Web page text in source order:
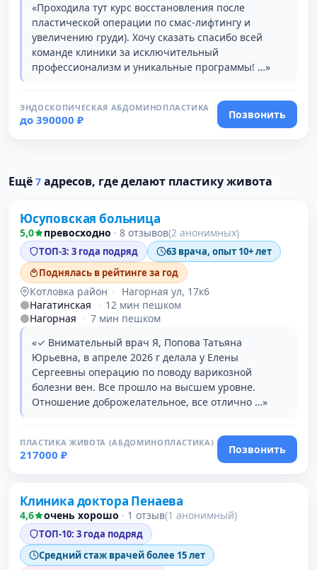
«Проходила тут курс восстановления после
пластической операции по смас-лифтингу и
увеличению груди). Хочу сказать спасибо всей
команде клиники за исключительный
профессионализм и уникальные программы! …»
ЭНДОСКОПИЧЕСКАЯ АБДОМИНОПЛАСТИКА
до 390000 ₽ Позвонить
Ещё 7 адресов, где делают пластику живота
Проверено
Юсуповская больница
5,0 превосходно · 8 отзывов(2 анонимных)
ТОП-3: 3 года подряд
63 врача, опыт 10+ лет
Поднялась в рейтинге за год
Котловка район ·
Нагорная ул, 17к6
Нагатинская
· 12 мин пешком
Нагорная
· 7 мин пешком
«✓ Внимательный врач Я, Попова Татьяна
Юрьевна, в апреле 2026 г делала у Елены
Сергеевны операцию по поводу варикозной
болезни вен. Все прошло на высшем уровне.
Отношение доброжелательное, все отлично …»
ПЛАСТИКА ЖИВОТА (АБДОМИНОПЛАСТИКА)
217000 ₽
Позвонить
Проверено давно
Клиника доктора Пенаева
4,6 очень хорошо · 1 отзыв(1 анонимный)
ТОП-10: 3 года подряд
Средний стаж врачей более 15 лет